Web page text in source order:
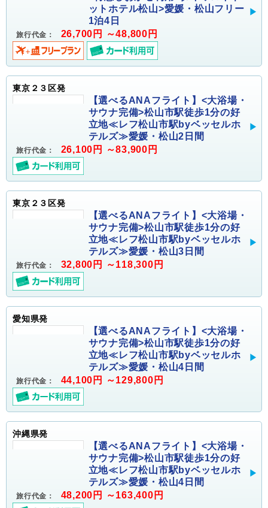
ットホテル松山>愛媛・松山フリー
1泊4日
旅行代金： 26,700円 ～48,800円
東京２３区発
【選べるANAフライト】<大浴場・
サウナ完備>松山市駅徒歩1分の好
立地≪レフ松山市駅byベッセルホ
テルズ≫愛媛・松山2日間
旅行代金： 26,100円 ～83,900円
東京２３区発
【選べるANAフライト】<大浴場・
サウナ完備>松山市駅徒歩1分の好
立地≪レフ松山市駅byベッセルホ
テルズ≫愛媛・松山3日間
旅行代金： 32,800円 ～118,300円
愛知県発
【選べるANAフライト】<大浴場・
サウナ完備>松山市駅徒歩1分の好
立地≪レフ松山市駅byベッセルホ
テルズ≫愛媛・松山4日間
旅行代金： 44,100円 ～129,800円
沖縄県発
【選べるANAフライト】<大浴場・
サウナ完備>松山市駅徒歩1分の好
立地≪レフ松山市駅byベッセルホ
テルズ≫愛媛・松山4日間
旅行代金： 48,200円 ～163,400円